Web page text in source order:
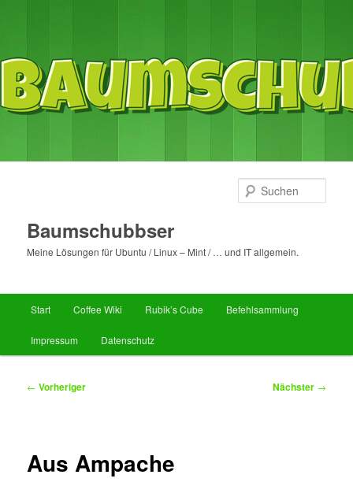
Baumschubbser
Meine Lösungen für Ubuntu / Linux – Mint / … und IT allgemein.
Zum
primären
Start Coffee Wiki Rubik’s Cube Befehlsammlung
Impressum Datenschutz
Beitragsnavigation
← Vorheriger Nächster →
Aus Ampache